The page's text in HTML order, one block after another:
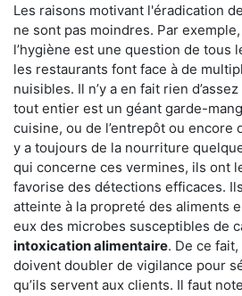
Les raisons motivant l'éradication
ne sont pas moindres. Par
l’hygiène est une question de tous
les restaurants font face à de
nuisibles. Il n’y a en fait rien
tout entier est un géant garde-
cuisine, ou de l’entrepôt ou encore
y a toujours de la nourriture
qui concerne ces vermines, ils ont
favorise des détections efficaces.
atteinte à la propreté des aliments
eux des microbes susceptibles de
intoxication alimentaire. De ce
doivent doubler de vigilance pour
qu’ils servent aux clients. Il faut